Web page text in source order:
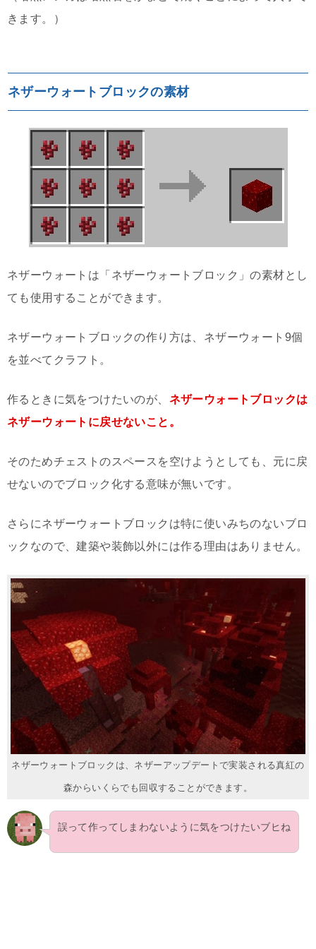
きます。）
ネザーウォートブロックの素材
ネザーウォートは「ネザーウォートブロック」の素材とし
ても使用することができます。
ネザーウォートブロックの作り方は、ネザーウォート9個
を並べてクラフト。
作るときに気をつけたいのが、 ネザーウォートブロックは
ネザーウォートに戻せないこと。
そのためチェストのスペースを空けようとしても、元に戻
せないのでブロック化する意味が無いです。
さらにネザーウォートブロックは特に使いみちのないブロ
ックなので、建築や装飾以外には作る理由はありません。
ネザーウォートブロックは、ネザーアップデートで実装される真紅の
森からいくらでも回収することができます。
誤って作ってしまわないように気をつけたいブヒね